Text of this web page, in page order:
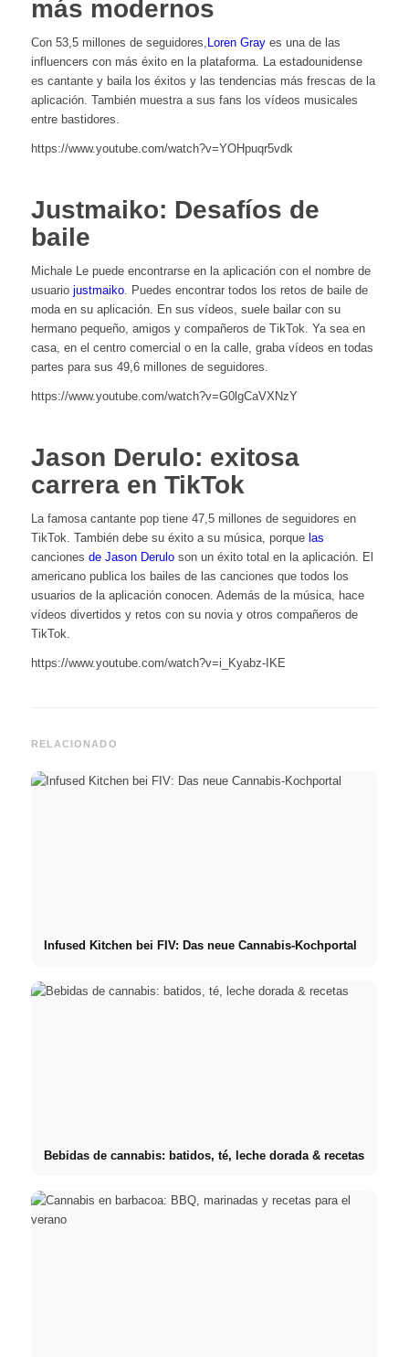
más modernos
Con 53,5 millones de seguidores, Loren Grayes una de las
influencers con más éxito en la plataforma. La estadounidense
es cantante y baila los éxitos y las tendencias más frescas de la
aplicación. También muestra a sus fans los vídeos musicales
entre bastidores.
https://www.youtube.com/watch?v=YOHpuqr5vdk
Justmaiko: Desafíos de
baile
Michale Le puede encontrarse en la aplicación con el nombre de
usuario justmaiko. Puedes encontrar todos los retos de baile de
moda en su aplicación. En sus vídeos, suele bailar con su
hermano pequeño, amigos y compañeros de TikTok. Ya sea en
casa, en el centro comercial o en la calle, graba vídeos en todas
partes para sus 49,6 millones de seguidores.
https://www.youtube.com/watch?v=G0lgCaVXNzY
Jason Derulo: exitosa
carrera en TikTok
La famosa cantante pop tiene 47,5 millones de seguidores en
TikTok. También debe su éxito a su música, porque las
canciones de Jason Deruloson un éxito total en la aplicación. El
americano publica los bailes de las canciones que todos los
usuarios de la aplicación conocen. Además de la música, hace
vídeos divertidos y retos con su novia y otros compañeros de
TikTok.
https://www.youtube.com/watch?v=i_Kyabz-IKE
RELACIONADO
Infused Kitchen bei FIV: Das neue Cannabis-Kochportal
Bebidas de cannabis: batidos, té, leche dorada & recetas